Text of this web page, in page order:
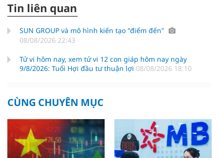
Tin liên quan
SUN GROUP và mô hình kiến tạo "điểm đến"
08/08/2026 22:43
Tử vi hôm nay, xem tử vi 12 con giáp hôm nay ngày
9/8/2026: Tuổi Hợi đầu tư thuận lợi 08/08/2026 18:10
CÙNG CHUYÊN MỤC